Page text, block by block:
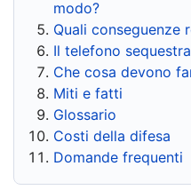
modo?
Quali conseguenze
Il telefono
Che cosa devono
Miti e fatti
Glossario
Costi della difesa
Domande frequenti